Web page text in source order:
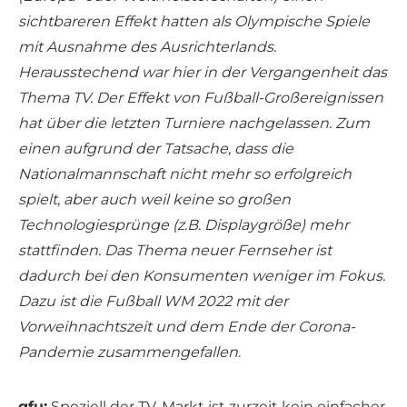
sichtbareren Effekt hatten als Olympische Spiele
mit Ausnahme des Ausrichterlands.
Herausstechend war hier in der Vergangenheit das
Thema TV. Der Effekt von Fußball-Großereignissen
hat über die letzten Turniere nachgelassen. Zum
einen aufgrund der Tatsache, dass die
Nationalmannschaft nicht mehr so erfolgreich
spielt, aber auch weil keine so großen
Technologiesprünge (z.B. Displaygröße) mehr
stattfinden. Das Thema neuer Fernseher ist
dadurch bei den Konsumenten weniger im Fokus.
Dazu ist die Fußball WM 2022 mit der
Vorweihnachtszeit und dem Ende der Corona-
Pandemie zusammengefallen.